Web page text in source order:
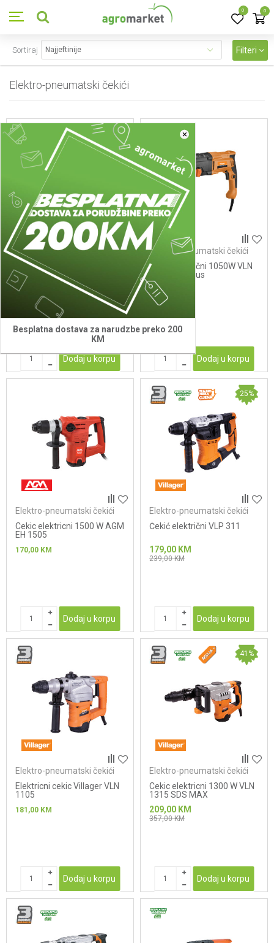
0 0
×
Besplatna dostava za narudzbe preko 200
KM
Elektro-pneumatski čekići
Sortiraj Filteri
Elektro-pneumatski čekići
Elektricni cekic Villager VLN
0805
159,00
Dodaj u korpu
Elektro-pneumatski čekići
Čekić električni 1050W VLN
1003 SDS plus
162,00
Dodaj u korpu
Elektro-pneumatski čekići
Cekic elektricni 1500 W AGM
EH 1505
170,00 KM
Dodaj u korpu
25%
Elektro-pneumatski čekići
Čekić električni VLP 311
179,00 KM
239,00KM
Dodaj u korpu
Elektro-pneumatski čekići
Elektricni cekic Villager VLN
1105
181,00 KM
Dodaj u korpu
41 %
Elektro-pneumatski čekići
Cekic elektricni 1300 W VLN
1315 SDS MAX
209,00 KM
357,00KM
Dodaj u korpu